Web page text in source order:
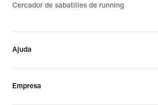
Cercador de sabatilles de running
Ajuda
Empresa